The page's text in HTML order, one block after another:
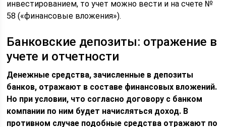
инвестированием, то учет можно вести и на счете №
58 («финансовые вложения»).
Банковские депозиты: отражение в
учете и отчетности
Денежные средства, зачисленные в депозиты
банков, отражают в составе финансовых вложений.
Но при условии, что согласно договору с банком
компании по ним будет начисляться доход. В
противном случае подобные средства отражают по